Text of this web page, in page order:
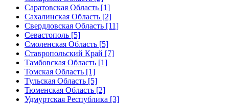
Саратовская Область [1]
Сахалинская Область [2]
Свердловская Область [11]
Севастополь [5]
Смоленская Область [5]
Ставропольский Край [7]
Тамбовская Область [1]
Томская Область [1]
Тульская Область [5]
Тюменская Область [2]
Удмуртская Республика [3]